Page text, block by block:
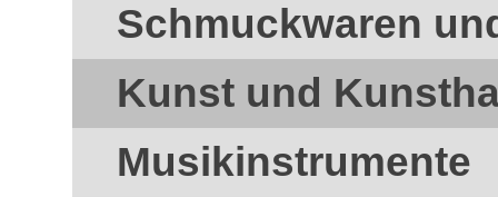
Schmuckwaren
Kunst und
Musikinstrumente